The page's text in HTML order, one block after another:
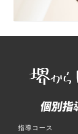
指導コース